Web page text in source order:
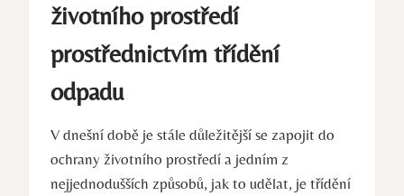
životního prostředí
prostřednictvím třídění
odpadu
V dnešní době je stále důležitější se zapojit do
ochrany životního prostředí a jedním z
nejjednodušších způsobů, jak to udělat, je třídění